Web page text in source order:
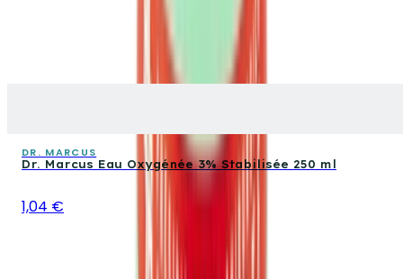
DR. MARCUS
Dr. Marcus Eau Oxygénée 3% Stabilisée 250 ml
1,04 €